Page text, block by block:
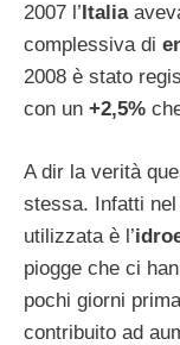
2007 l’ Italia
complessiva di
2008 è stato
con un +2,5%
A dir la verità
stessa. Infatti
utilizzata è l’
piogge che ci
pochi giorni
contribuito ad